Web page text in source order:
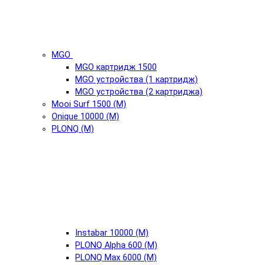
MGO
MGO картридж 1500
MGO устройства (1 картридж)
MGO устройства (2 картриджа)
Mooi Surf 1500 (М)
Onique 10000 (М)
PLONQ (М)
Instabar 10000 (М)
PLONQ Alpha 600 (М)
PLONQ Max 6000 (М)